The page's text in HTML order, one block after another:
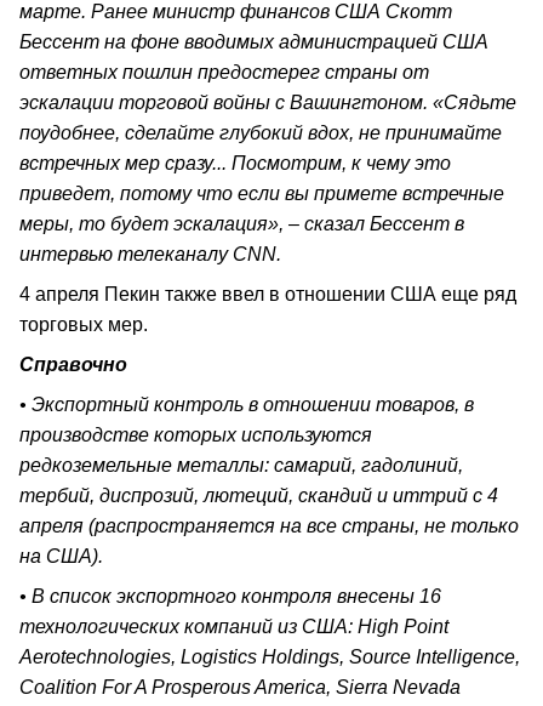
марте. Ранее министр финансов США Скотт
Бессент на фоне вводимых администрацией США
ответных пошлин предостерег страны от
эскалации торговой войны с Вашингтоном. «Сядьте
поудобнее, сделайте глубокий вдох, не принимайте
встречных мер сразу... Посмотрим, к чему это
приведет, потому что если вы примете встречные
меры, то будет эскалация», – сказал Бессент в
интервью телеканалу CNN.
4 апреля Пекин также ввел в отношении США еще ряд
торговых мер.
Справочно
• Экспортный контроль в отношении товаров, в
производстве которых используются
редкоземельные металлы: самарий, гадолиний,
тербий, диспрозий, лютеций, скандий и иттрий с 4
апреля (распространяется на все страны, не только
на США).
• В список экспортного контроля внесены 16
технологических компаний из США: High Point
Aerotechnologies, Logistics Holdings, Source Intelligence,
Coalition For A Prosperous America, Sierra Nevada